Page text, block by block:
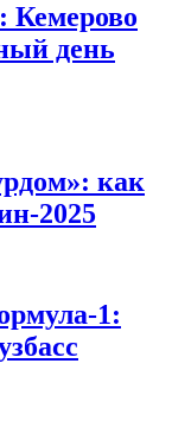
Кемерово
день
как
2025
1: